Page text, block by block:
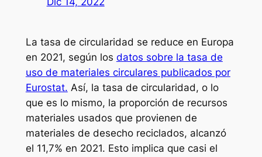
La tasa de circularidad se reduce en Europa
en 2021, según los datos sobre la tasa de
uso de materiales circulares publicados por
Eurostat. Así, la tasa de circularidad, o lo
que es lo mismo, la proporción de recursos
materiales usados que provienen de
materiales de desecho reciclados, alcanzó
el 11,7% en 2021. Esto implica que casi el